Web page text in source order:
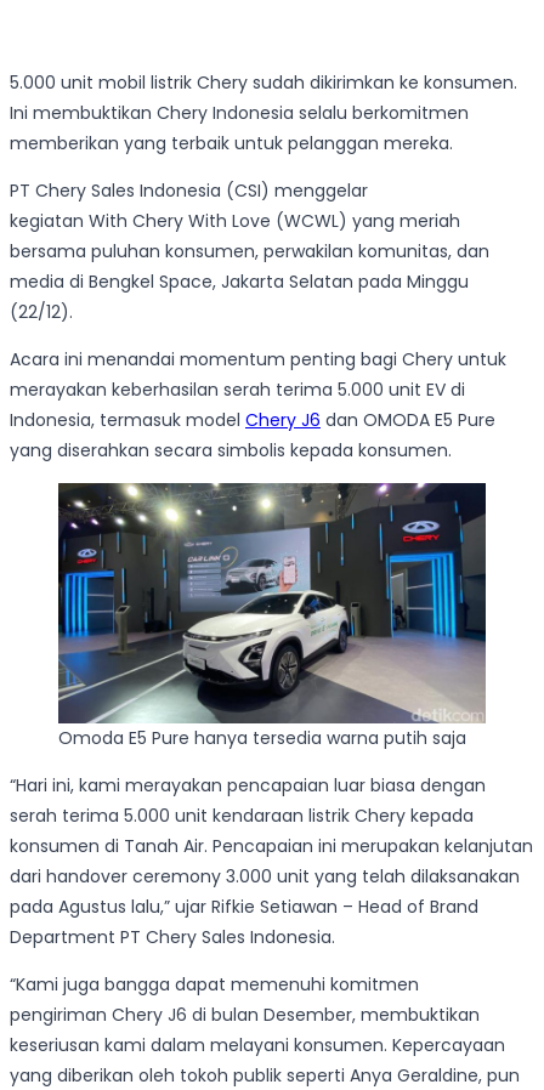
5.000 unit mobil listrik Chery sudah dikirimkan ke konsumen.
Ini membuktikan Chery Indonesia selalu berkomitmen
memberikan yang terbaik untuk pelanggan mereka.
PT Chery Sales Indonesia (CSI) menggelar
kegiatan With Chery With Love (WCWL) yang meriah
bersama puluhan konsumen, perwakilan komunitas, dan
media di Bengkel Space, Jakarta Selatan pada Minggu
(22/12).
Acara ini menandai momentum penting bagi Chery untuk
merayakan keberhasilan serah terima 5.000 unit EV di
Indonesia, termasuk model Chery J6 dan OMODA E5 Pure
yang diserahkan secara simbolis kepada konsumen.
Omoda E5 Pure hanya tersedia warna putih saja
“Hari ini, kami merayakan pencapaian luar biasa dengan
serah terima 5.000 unit kendaraan listrik Chery kepada
konsumen di Tanah Air. Pencapaian ini merupakan kelanjutan
dari handover ceremony 3.000 unit yang telah dilaksanakan
pada Agustus lalu,” ujar Rifkie Setiawan – Head of Brand
Department PT Chery Sales Indonesia.
“Kami juga bangga dapat memenuhi komitmen
pengiriman Chery J6 di bulan Desember, membuktikan
keseriusan kami dalam melayani konsumen. Kepercayaan
yang diberikan oleh tokoh publik seperti Anya Geraldine, pun